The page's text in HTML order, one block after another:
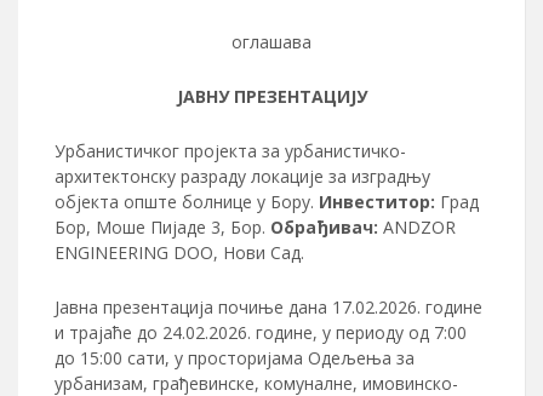
оглашава
ЈАВНУ ПРЕЗЕНТАЦИЈУ
Урбанистичког пројекта за урбанистичко-
архитектонску разраду локације за изградњу
објекта опште болнице у Бору. Инвеститор: Град
Бор, Моше Пијаде 3, Бор. Обрађивач: АNDZOR
ENGINEERING DOO, Нови Сад.
Јавна презентација почиње дана 17.02.2026. године
и трајаће до 24.02.2026. године, у периоду од 7:00
до 15:00 сати, у просторијама Одељења за
урбанизам, грађевинске, комуналне, имовинско-